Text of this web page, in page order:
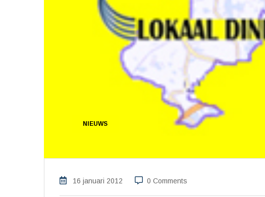
NIEUWS
16 januari 2012 0 Comments